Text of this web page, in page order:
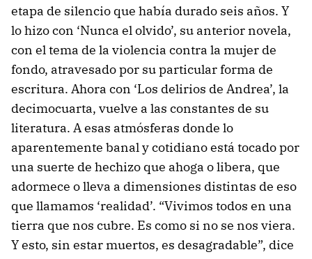
etapa de silencio que había durado seis años. Y
lo hizo con ‘Nunca el olvido’, su anterior novela,
con el tema de la violencia contra la mujer de
fondo, atravesado por su particular forma de
escritura. Ahora con ‘Los delirios de Andrea’, la
decimocuarta, vuelve a las constantes de su
literatura. A esas atmósferas donde lo
aparentemente banal y cotidiano está tocado por
una suerte de hechizo que ahoga o libera, que
adormece o lleva a dimensiones distintas de eso
que llamamos ‘realidad’. “Vivimos todos en una
tierra que nos cubre. Es como si no se nos viera.
Y esto, sin estar muertos, es desagradable”, dice